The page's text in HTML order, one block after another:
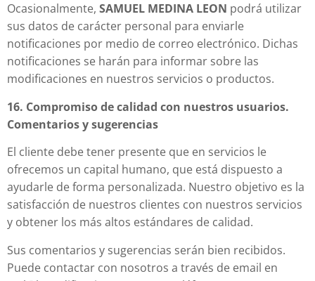
Ocasionalmente, SAMUEL MEDINA LEON podrá utilizar
sus datos de carácter personal para enviarle
notificaciones por medio de correo electrónico. Dichas
notificaciones se harán para informar sobre las
modificaciones en nuestros servicios o productos.
16. Compromiso de calidad con nuestros usuarios.
Comentarios y sugerencias
El cliente debe tener presente que en servicios le
ofrecemos un capital humano, que está dispuesto a
ayudarle de forma personalizada. Nuestro objetivo es la
satisfacción de nuestros clientes con nuestros servicios
y obtener los más altos estándares de calidad.
Sus comentarios y sugerencias serán bien recibidos.
Puede contactar con nosotros a través de email en